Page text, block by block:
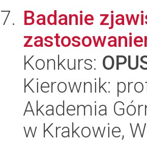
Badanie
Konkurs:
Kierownik:
Akademia
w Krakowie,